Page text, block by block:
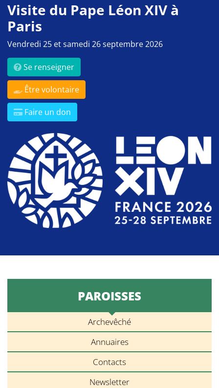
Visite du Pape Léon XIV à
Paris
Vendredi 25 et samedi 26 septembre 2026
Se renseigner
Être volontaire
Faire un don
PAROISSES
Archevêché
Annuaires
Contacts
Newsletter